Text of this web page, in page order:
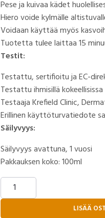
Pese ja kuivaa kädet
Hiero voide kylmälle
Voidaan käyttää myös
Tuotetta tulee laittaa 15
Testit:
Testattu, sertifioitu ja EC-
Testattu ihmisillä
Testaaja Krefield Clinic,
Erillinen käyttöturvatiedote
Säilyvyys:
Säilyvyys avattuna, 1 vuosi
Pakkauksen koko: 100ml
ASLAK®-
PAKKASSUOJAVOIDE
LISÄÄ